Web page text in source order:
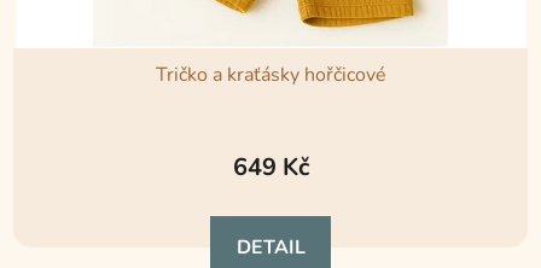
Tričko a kraťásky hořčicové
hodnocení
je
5,0
649 Kč
DETAIL